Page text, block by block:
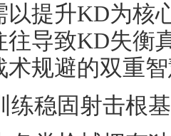
以提升KD为核
往导致KD失衡
术规避的双重
练稳固射击根基